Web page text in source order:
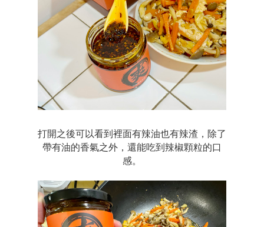
打開之後可以看到裡面有辣油也有辣渣，除了
帶有油的香氣之外，還能吃到辣椒顆粒的口
感。